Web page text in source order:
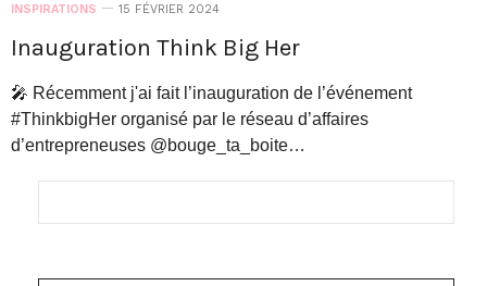
INSPIRATIONS 15 FÉVRIER 2024
Inauguration Think Big Her
🎤 Récemment j'ai fait l’inauguration de l’événement
#ThinkbigHer organisé par le réseau d’affaires
d’entrepreneuses @bouge_ta_boite…